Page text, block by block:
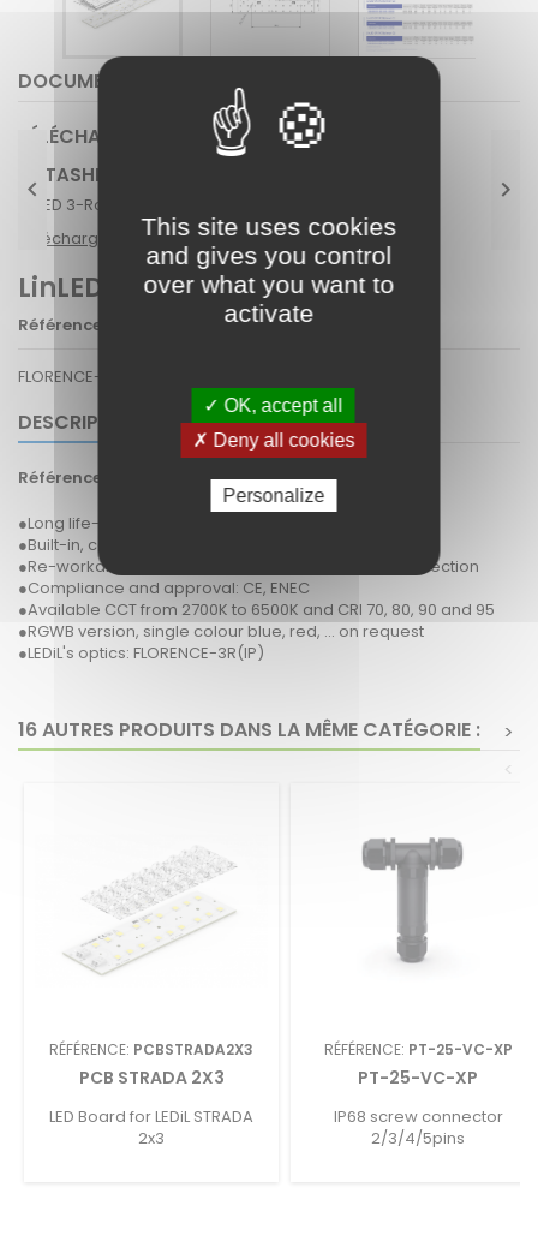
 
DOCUMENTS JOINTS
TÉLÉCHARGEMENT
DATASHEET
LinLED 3-Row sh-201 2025-05-06.pdf
Téléchargement (544.76k)
LinLED 280x55mm
Référence LinledFlorence3RIP
FLORENCE-3R(IP), all colours and cri
DESCRIPTION
Référence
LinledFlorence3RIP
●Long life-time
●Built-in, constant current LED module
●Re-workable push-in terminals enabling easy connection
●Compliance and approval: CE, ENEC
●Available CCT from 2700K to 6500K and CRI 70, 80, 90 and 95
●RGWB version, single colour blue, red, ... on request
●LEDiL's optics: FLORENCE-3R(IP)
16 AUTRES PRODUITS DANS LA MÊME CATÉGORIE :
>
<
RÉFÉRENCE: PCBSTRADA2X3
PCB STRADA 2X3
LED Board for LEDiL STRADA
2x3
RÉFÉRENCE: PT-25-VC-XP
PT-25-VC-XP
IP68 screw connector
2/3/4/5pins
This site uses cookies
and gives you control
over what you want to
activate
✓ OK, accept all
✗ Deny all cookies
Personalize